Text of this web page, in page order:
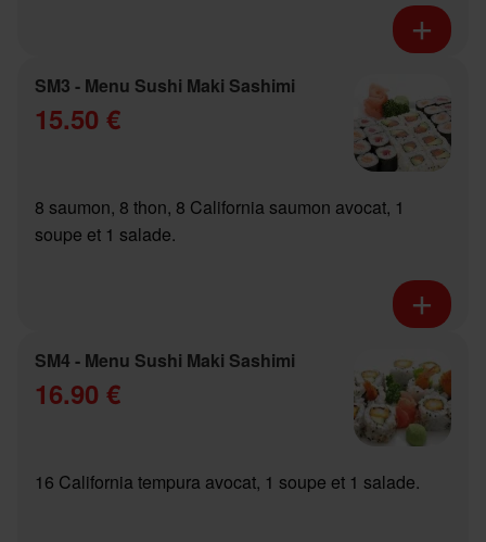
SM3 - Menu Sushi Maki Sashimi
15.50 €
8 saumon, 8 thon, 8 California saumon avocat, 1
soupe et 1 salade.
SM4 - Menu Sushi Maki Sashimi
16.90 €
16 California tempura avocat, 1 soupe et 1 salade.